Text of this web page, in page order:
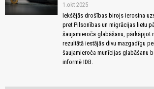
1.okt 2025
Iekšējās drošības birojs ierosina
pret Pilsonības un migrācijas lietu
šaujamieroča glabāšanu, pārkāpjot
rezultātā iestājās divu mazgadīgu
šaujamieroča munīcijas glabāšanu
informē IDB.